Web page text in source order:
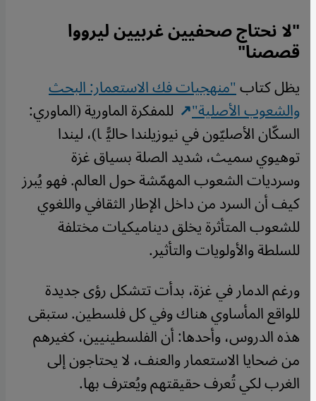
"لا نحتاج صحفيين غربيين ليرووا
قصصنا"
يظل كتاب"منهجيات فك الاستعمار: البحث
والشعوب الأصلية" للمفكرة الماورية (الماوري:
السكّان الأصليّون في نيوزيلندا حاليًّا)، ليندا
توهيوي سميث، شديد الصلة بسياق غزة
وسرديات الشعوب المهمّشة حول العالم. فهو يُبرز
كيف أن السرد من داخل الإطار الثقافي واللغوي
للشعوب المتأثرة يخلق ديناميكيات مختلفة
للسلطة والأولويات والتأثير.
ورغم الدمار في غزة، بدأت تتشكل رؤى جديدة
للواقع المأساوي هناك وفي كل فلسطين. ستبقى
هذه الدروس، وأحدها: أن الفلسطينيين، كغيرهم
من ضحايا الاستعمار والعنف، لا يحتاجون إلى
الغرب لكي تُعرف حقيقتهم ويُعترف بها.